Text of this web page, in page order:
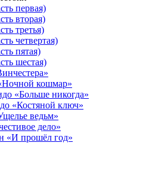
первая)
вторая)
третья)
четвертая)
пятая)
шестая)
кошмар»
«Больше никогда»
«Костяной ключ»
ведьм»
дело»
«И прошёл год»